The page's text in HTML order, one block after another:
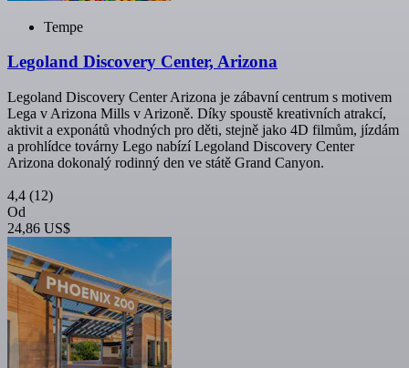
Tempe
Legoland Discovery Center, Arizona
Legoland Discovery Center Arizona je zábavní centrum s motivem
Lega v Arizona Mills v Arizoně. Díky spoustě kreativních atrakcí,
aktivit a exponátů vhodných pro děti, stejně jako 4D filmům, jízdám
a prohlídce továrny Lego nabízí Legoland Discovery Center
Arizona dokonalý rodinný den ve státě Grand Canyon.
4,4 (12)
Od
24,86 US$